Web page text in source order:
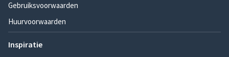
Gebruiksvoorwaarden
Huurvoorwaarden
Inspiratie